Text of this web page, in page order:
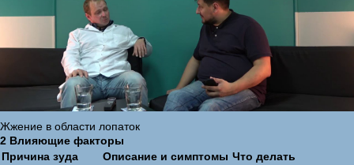
Жжение в области лопаток
2 Влияющие факторы
Причина зуда
Описание и симптомы Что делать